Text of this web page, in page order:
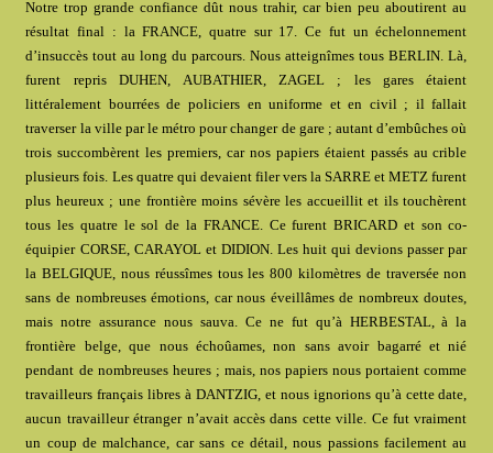
Notre trop grande confiance dût nous trahir, car bien peu aboutirent au
résultat final : la FRANCE, quatre sur 17. Ce fut un échelonnement
d’insuccès tout au long du parcours. Nous atteignîmes tous BERLIN. Là,
furent repris DUHEN, AUBATHIER, ZAGEL ; les gares étaient
littéralement bourrées de policiers en uniforme et en civil ; il fallait
traverser la ville par le métro pour changer de gare ; autant d’embûches où
trois succombèrent les premiers, car nos papiers étaient passés au crible
plusieurs fois. Les quatre qui devaient filer vers la SARRE et METZ furent
plus heureux ; une frontière moins sévère les accueillit et ils touchèrent
tous les quatre le sol de la FRANCE. Ce furent BRICARD et son co-
équipier CORSE, CARAYOL et DIDION. Les huit qui devions passer par
la BELGIQUE, nous réussîmes tous les 800 kilomètres de traversée non
sans de nombreuses émotions, car nous éveillâmes de nombreux doutes,
mais notre assurance nous sauva. Ce ne fut qu’à HERBESTAL, à la
frontière belge, que nous échoûames, non sans avoir bagarré et nié
pendant de nombreuses heures ; mais, nos papiers nous portaient comme
travailleurs français libres à DANTZIG, et nous ignorions qu’à cette date,
aucun travailleur étranger n’avait accès dans cette ville. Ce fut vraiment
un coup de malchance, car sans ce détail, nous passions facilement au